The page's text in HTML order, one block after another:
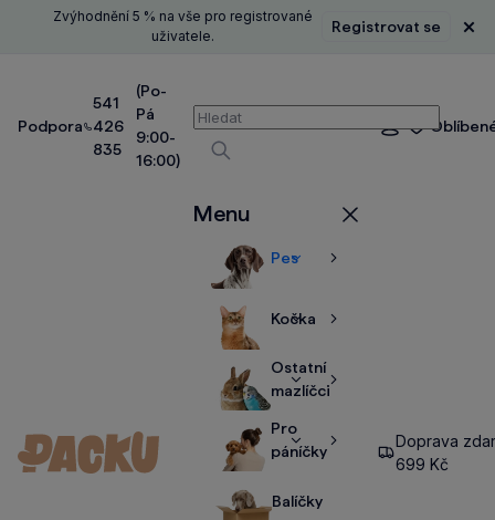
Zvýhodnění 5 % na vše pro registrované
uživatele.
Registrovat se
Podpora
541
426
835
(Po-
Pá
9:00-
16:00)
Vyhledávání
Vyhledávat
Přihlášení
Menu
PesZobrazitZobrazit
Kočka
ZobrazitZobrazit
Ostatní
mazlíčci
ZobrazitZobrazit
Pro
páníčky
ZobrazitZobrazit
Balíčky
Doprava
699 Kč